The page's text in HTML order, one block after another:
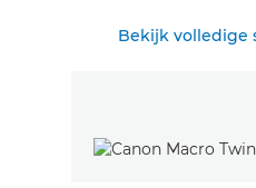
Bekijk volledige